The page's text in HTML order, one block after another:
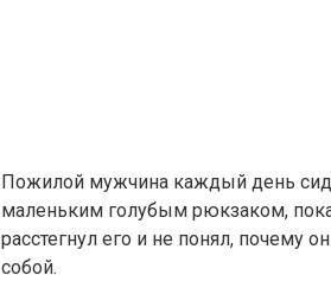
Пожилой мужчина каждый день
маленьким голубым рюкзаком,
расстегнул его и не понял, почему
собой.